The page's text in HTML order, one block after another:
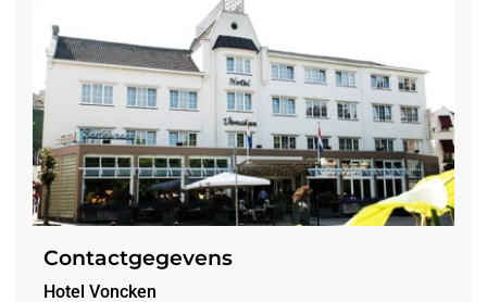
Contactgegevens
Hotel Voncken